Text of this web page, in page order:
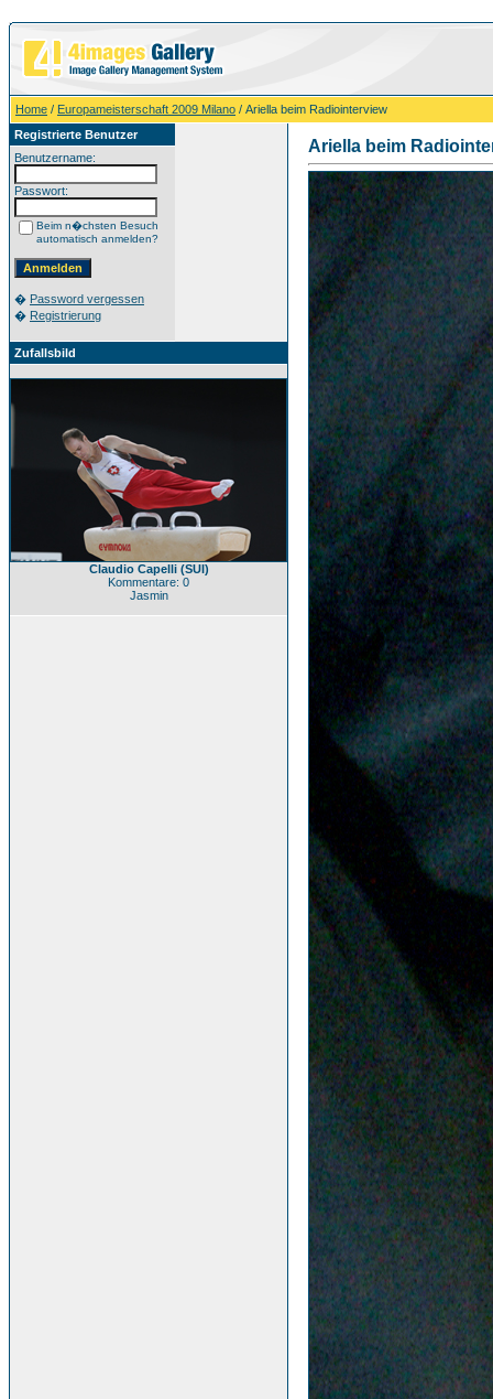
Home / Europameisterschaft 2009 Milano / Ariella beim Radiointerview
Registrierte Benutzer
Benutzername:
Passwort:
Beim n�chsten Besuch
automatisch anmelden?
� Password vergessen
� Registrierung
Zufallsbild
Claudio Capelli (SUI)
Kommentare: 0
Jasmin
Ariella beim